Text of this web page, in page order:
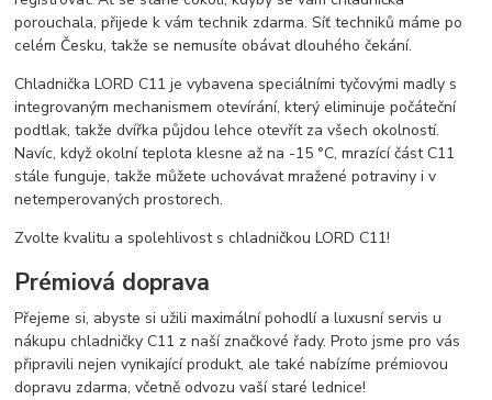
porouchala, přijede k vám technik zdarma. Síť techniků máme po
celém Česku, takže se nemusíte obávat dlouhého čekání.
Chladnička LORD C11 je vybavena speciálními tyčovými madly s
integrovaným mechanismem otevírání, který eliminuje počáteční
podtlak, takže dvířka půjdou lehce otevřít za všech okolností.
Navíc, když okolní teplota klesne až na -15 °C, mrazící část C11
stále funguje, takže můžete uchovávat mražené potraviny i v
netemperovaných prostorech.
Zvolte kvalitu a spolehlivost s chladničkou LORD C11!
Prémiová doprava
Přejeme si, abyste si užili maximální pohodlí a luxusní servis u
nákupu chladničky C11 z naší značkové řady. Proto jsme pro vás
připravili nejen vynikající produkt, ale také nabízíme prémiovou
dopravu zdarma, včetně odvozu vaší staré lednice!